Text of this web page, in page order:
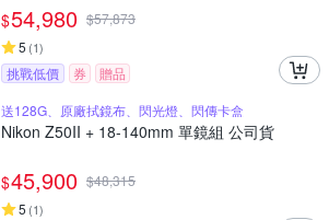
$54,980 $57,873
5 (1)
挑戰低價 券
贈品
送128G、原廠拭鏡布、閃光燈、閃傳卡盒
Nikon Z50II + 18-140mm 單鏡組 公司貨
$45,900 $48,315
5 (1)